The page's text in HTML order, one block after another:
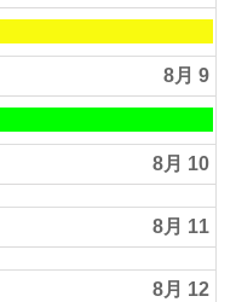
8月 9
8月 10
8月 11
8月 12